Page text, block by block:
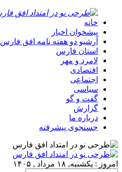
خانه
پیشخوان اخبار
آرشیو دو هفته نامه افق فارس
استان فارس
لامرد و مهر
اقتصادی
اجتماعی
سیاسی
گفت و گو
گزارش
درباره ما
جستجوی پیشرفته
امروز : یکشنبه, ۱۸ مرداد , ۱۴۰۵